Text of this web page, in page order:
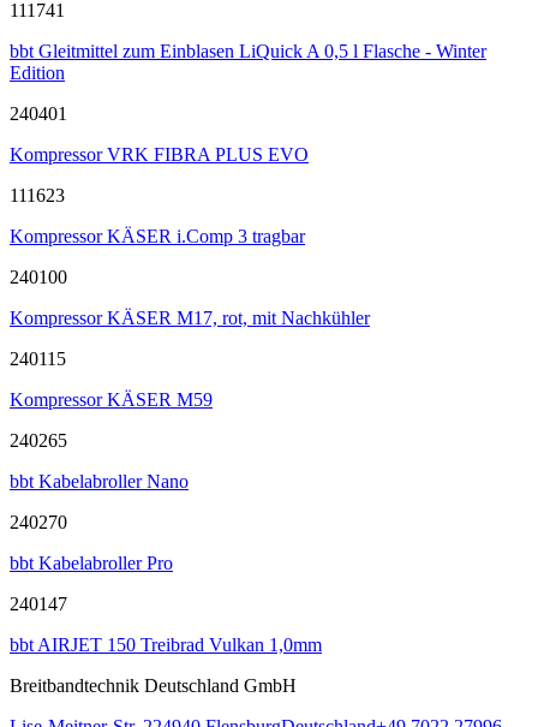
111741
bbt Gleitmittel zum Einblasen LiQuick A 0,5 l Flasche - Winter
Edition
240401
Kompressor VRK FIBRA PLUS EVO
111623
Kompressor KÄSER i.Comp 3 tragbar
240100
Kompressor KÄSER M17, rot, mit Nachkühler
240115
Kompressor KÄSER M59
240265
bbt Kabelabroller Nano
240270
bbt Kabelabroller Pro
240147
bbt AIRJET 150 Treibrad Vulkan 1,0mm
Breitbandtechnik Deutschland GmbH